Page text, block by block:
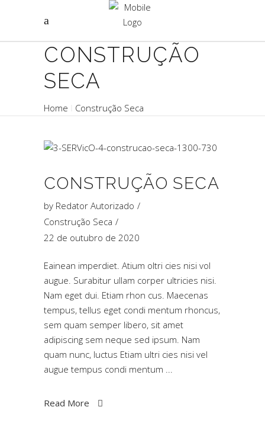
CONSTRUÇÃO
SECA
Home Construção Seca
CONSTRUÇÃO SECA
by Redator Autorizado
Construção Seca
22 de outubro de 2020
Eainean imperdiet. Atium oltri cies nisi vol
augue. Surabitur ullam corper ultricies nisi.
Nam eget dui. Etiam rhon cus. Maecenas
tempus, tellus eget condi mentum rhoncus,
sem quam semper libero, sit amet
adipiscing sem neque sed ipsum. Nam
quam nunc, luctus Etiam ultri cies nisi vel
augue tempus condi mentum
Read More